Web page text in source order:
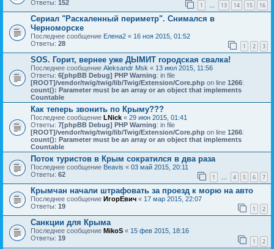
Ответы: 152 1 … 13 14 15 16
Сериал "Раскаленный периметр". Снимался в
Черноморске
Последнее сообщение Елена2 « 16 ноя 2015, 01:52
Ответы: 28 1 2 3
SOS. Горит, вернее уже ДЫМИТ городская свалка!
Последнее сообщение Aleksandr Msk « 13 июл 2015, 11:56
Ответы: 6[phpBB Debug] PHP Warning: in file
[ROOT]/vendor/twig/twig/lib/Twig/Extension/Core.php on line 1266:
count(): Parameter must be an array or an object that implements
Countable
Как теперь звонить по Крыму???
Последнее сообщение LNick « 29 июн 2015, 01:41
Ответы: 7[phpBB Debug] PHP Warning: in file
[ROOT]/vendor/twig/twig/lib/Twig/Extension/Core.php on line 1266:
count(): Parameter must be an array or an object that implements
Countable
Поток туристов в Крым сократился в два раза
Последнее сообщение Beavis « 03 май 2015, 20:11
Ответы: 62 1 … 4 5 6 7
Крымчан начали штрафовать за проезд к морю на авто
Последнее сообщение ИгорЕвич « 17 мар 2015, 22:07
Ответы: 19 1 2
Санкции для Крыма
Последнее сообщение MikoS « 15 фев 2015, 18:16
Ответы: 19 1 2